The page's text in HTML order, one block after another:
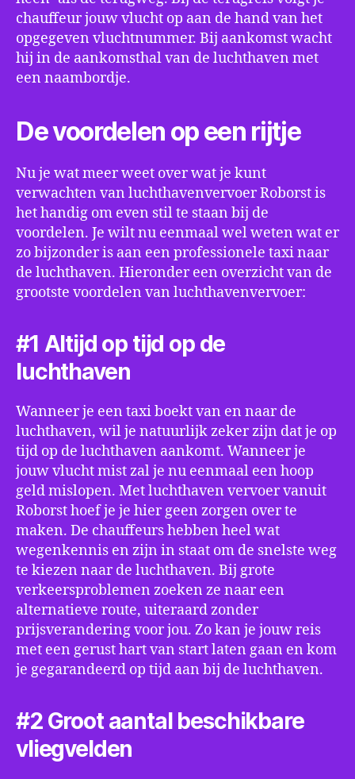
chauffeur jouw vlucht op aan de hand van het
opgegeven vluchtnummer. Bij aankomst wacht
hij in de aankomsthal van de luchthaven met
een naambordje.
De voordelen op een rijtje
Nu je wat meer weet over wat je kunt
verwachten van luchthavenvervoer Roborst is
het handig om even stil te staan bij de
voordelen. Je wilt nu eenmaal wel weten wat er
zo bijzonder is aan een professionele taxi naar
de luchthaven. Hieronder een overzicht van de
grootste voordelen van luchthavenvervoer:
#1 Altijd op tijd op de
luchthaven
Wanneer je een taxi boekt van en naar de
luchthaven, wil je natuurlijk zeker zijn dat je op
tijd op de luchthaven aankomt. Wanneer je
jouw vlucht mist zal je nu eenmaal een hoop
geld mislopen. Met luchthaven vervoer vanuit
Roborst hoef je je hier geen zorgen over te
maken. De chauffeurs hebben heel wat
wegenkennis en zijn in staat om de snelste weg
te kiezen naar de luchthaven. Bij grote
verkeersproblemen zoeken ze naar een
alternatieve route, uiteraard zonder
prijsverandering voor jou. Zo kan je jouw reis
met een gerust hart van start laten gaan en kom
je gegarandeerd op tijd aan bij de luchthaven.
#2 Groot aantal beschikbare
vliegvelden